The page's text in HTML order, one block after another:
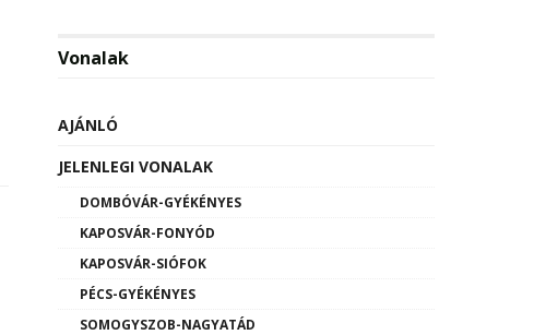
Vonalak
AJÁNLÓ
JELENLEGI VONALAK
DOMBÓVÁR-GYÉKÉNYES
KAPOSVÁR-FONYÓD
KAPOSVÁR-SIÓFOK
PÉCS-GYÉKÉNYES
SOMOGYSZOB-NAGYATÁD